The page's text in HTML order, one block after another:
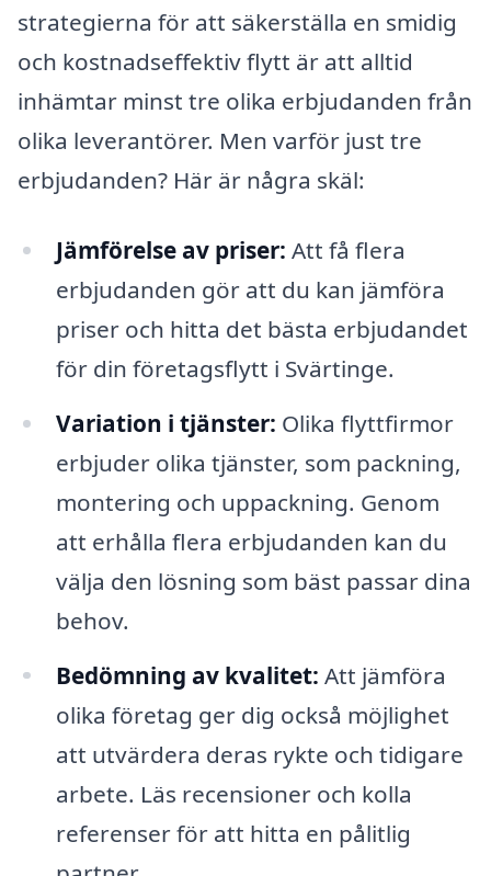
strategierna för att säkerställa en smidig
och kostnadseffektiv flytt är att alltid
inhämtar minst tre olika erbjudanden från
olika leverantörer. Men varför just tre
erbjudanden? Här är några skäl:
Jämförelse av priser: Att få flera
erbjudanden gör att du kan jämföra
priser och hitta det bästa erbjudandet
för din företagsflytt i Svärtinge.
Variation i tjänster: Olika flyttfirmor
erbjuder olika tjänster, som packning,
montering och uppackning. Genom
att erhålla flera erbjudanden kan du
välja den lösning som bäst passar dina
behov.
Bedömning av kvalitet: Att jämföra
olika företag ger dig också möjlighet
att utvärdera deras rykte och tidigare
arbete. Läs recensioner och kolla
referenser för att hitta en pålitlig